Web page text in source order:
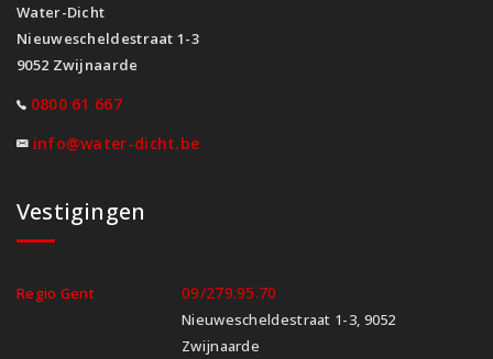
Water-Dicht
Nieuwescheldestraat 1-3
9052 Zwijnaarde
0800 61 667
info@water-dicht.be
Vestigingen
Regio Gent 09/279.95.70
Nieuwescheldestraat 1-3, 9052
Zwijnaarde